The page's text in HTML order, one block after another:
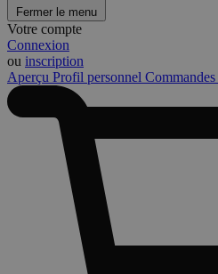
Fermer le menu
Votre compte
Connexion
ou inscription
Aperçu Profil personnel Commandes